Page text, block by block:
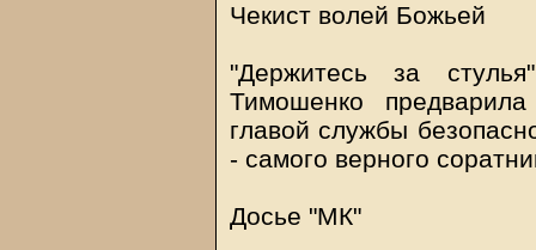
Чекист волей Божьей
"Держитесь за
Тимошенко
главой службы
- самого верного
Досье "МК"